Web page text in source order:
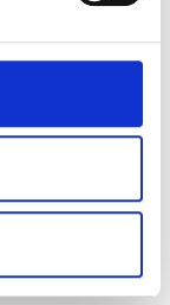
nei giorni